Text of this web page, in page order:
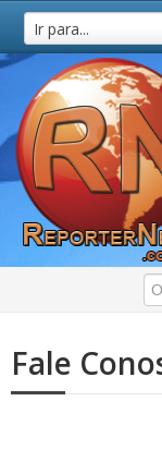
Ir para...
Fale